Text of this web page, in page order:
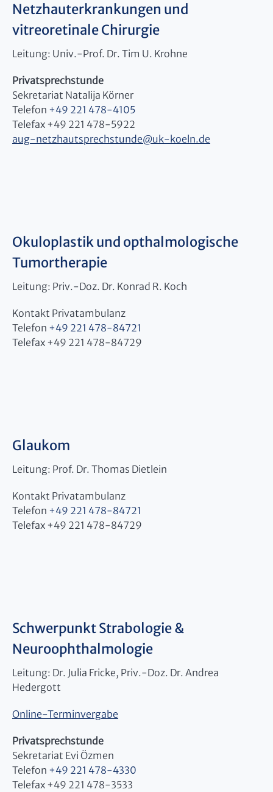
Netzhauterkrankungen und
vitreoretinale Chirurgie
Leitung: Univ.-Prof. Dr. Tim U. Krohne
Privatsprechstunde
Sekretariat Natalija Körner
Telefon +49 221 478-4105
Telefax +49 221 478-5922
aug-netzhautsprechstunde@uk-koeln.de
Okuloplastik und opthalmologische
Tumortherapie
Leitung: Priv.-Doz. Dr. Konrad R. Koch
Kontakt Privatambulanz
Telefon +49 221 478-84721
Telefax +49 221 478-84729
Glaukom
Leitung: Prof. Dr. Thomas Dietlein
Kontakt Privatambulanz
Telefon +49 221 478-84721
Telefax +49 221 478-84729
Schwerpunkt Strabologie &
Neuroophthalmologie
Leitung: Dr. Julia Fricke, Priv.-Doz. Dr. Andrea
Hedergott
Online-Terminvergabe
Privatsprechstunde
Sekretariat Evi Özmen
Telefon +49 221 478-4330
Telefax +49 221 478-3533